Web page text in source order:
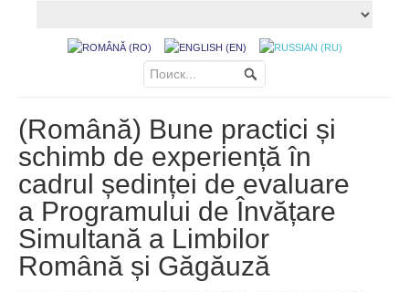
(Română) Bune practici și
schimb de experiență în
cadrul ședinței de evaluare
a Programului de Învățare
Simultană a Limbilor
Română și Găgăuză